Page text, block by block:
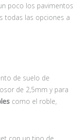
poco los pavimentos
todas las opciones a
de suelo de
de 2,5mm y para
como el roble,